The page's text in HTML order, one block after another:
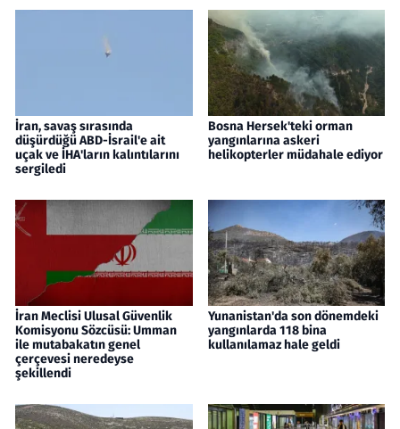
İran, savaş sırasında
düşürdüğü ABD-İsrail'e ait
uçak ve İHA'ların kalıntılarını
sergiledi
Bosna Hersek'teki orman
yangınlarına askeri
helikopterler müdahale ediyor
İran Meclisi Ulusal Güvenlik
Komisyonu Sözcüsü: Umman
ile mutabakatın genel
çerçevesi neredeyse
şekillendi
Yunanistan'da son dönemdeki
yangınlarda 118 bina
kullanılamaz hale geldi